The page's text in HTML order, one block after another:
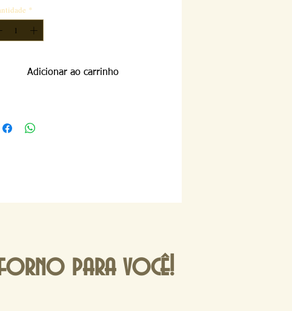
*
Adicionar ao carrinho
para você!